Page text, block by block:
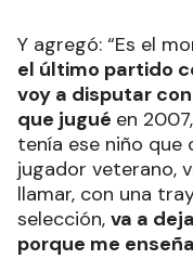
Y agregó: “Es el
el último partido
voy a disputar
que jugué en
tenía ese niño que
jugador veterano,
llamar, con una
selección, va a
porque me